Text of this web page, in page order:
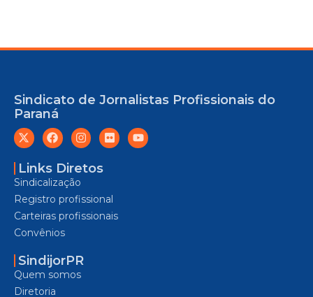
Sindicato de Jornalistas Profissionais do
Paraná
Links Diretos
Sindicalização
Registro profissional
Carteiras profissionais
Convênios
SindijorPR
Quem somos
Diretoria